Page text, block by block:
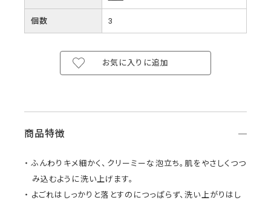
お気に入りに追加
個数 3
商品特徴
ふんわりキメ細かく、クリーミーな泡立ち。肌をやさしくつつ
み込むように洗い上げます。
よごれはしっかりと落とすのにつっぱらず、洗い上がりはし